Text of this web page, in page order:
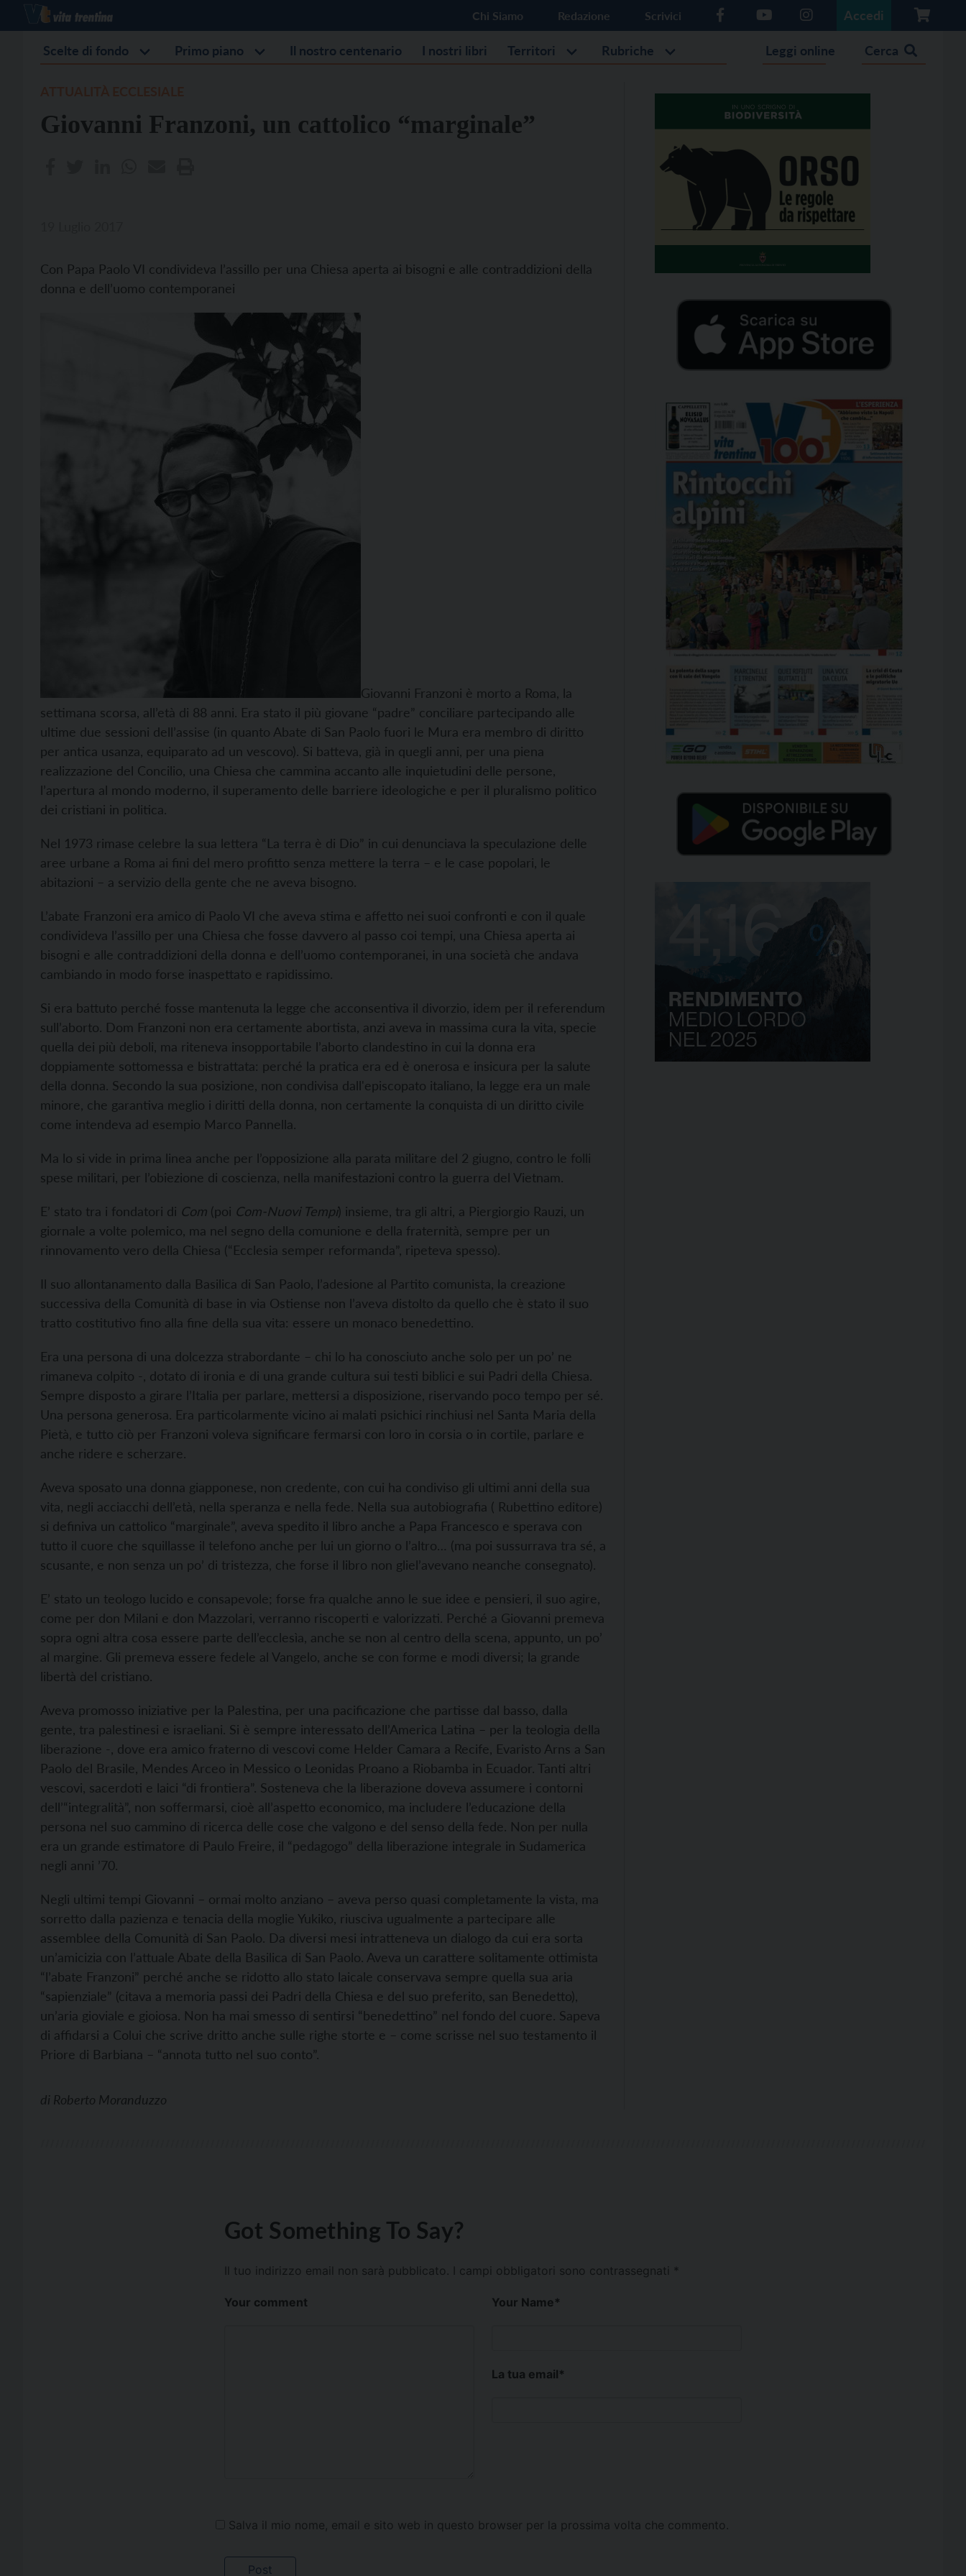
Chi Siamo Redazione Scrivici Accedi
Scelte di fondo Primo piano Il nostro centenario I nostri libri Territori Rubriche Leggi online Cerca
Giovanni Franzoni, un cattolico “marginale”
Con Papa Paolo VI condivideva l’assillo per una Chiesa aperta ai bisogni e alle contraddizioni della
donna e dell’uomo contemporanei
Giovanni Franzoni è morto a Roma, la
settimana scorsa, all’età di 88 anni. Era stato il più giovane “padre” conciliare partecipando alle
ultime due sessioni dell’assise (in quanto Abate di San Paolo fuori le Mura era membro di diritto
per antica usanza, equiparato ad un vescovo). Si batteva, già in quegli anni, per una piena
realizzazione del Concilio, una Chiesa che cammina accanto alle inquietudini delle persone,
l’apertura al mondo moderno, il superamento delle barriere ideologiche e per il pluralismo politico
dei cristiani in politica.
Nel 1973 rimase celebre la sua lettera “La terra è di Dio” in cui denunciava la speculazione delle
aree urbane a Roma ai fini del mero profitto senza mettere la terra – e le case popolari, le
abitazioni – a servizio della gente che ne aveva bisogno.
L’abate Franzoni era amico di Paolo VI che aveva stima e affetto nei suoi confronti e con il quale
condivideva l’assillo per una Chiesa che fosse davvero al passo coi tempi, una Chiesa aperta ai
bisogni e alle contraddizioni della donna e dell’uomo contemporanei, in una società che andava
cambiando in modo forse inaspettato e rapidissimo.
Si era battuto perché fosse mantenuta la legge che acconsentiva il divorzio, idem per il referendum
sull’aborto. Dom Franzoni non era certamente abortista, anzi aveva in massima cura la vita, specie
quella dei più deboli, ma riteneva insopportabile l’aborto clandestino in cui la donna era
doppiamente sottomessa e bistrattata: perché la pratica era ed è onerosa e insicura per la salute
della donna. Secondo la sua posizione, non condivisa dall'episcopato italiano, la legge era un male
minore, che garantiva meglio i diritti della donna, non certamente la conquista di un diritto civile
come intendeva ad esempio Marco Pannella.
Ma lo si vide in prima linea anche per l’opposizione alla parata militare del 2 giugno, contro le folli
spese militari, per l’obiezione di coscienza, nella manifestazioni contro la guerra del Vietnam.
E’ stato tra i fondatori di Com (poi Com-Nuovi Tempi) insieme, tra gli altri, a Piergiorgio Rauzi, un
giornale a volte polemico, ma nel segno della comunione e della fraternità, sempre per un
rinnovamento vero della Chiesa (“Ecclesia semper reformanda”, ripeteva spesso).
Il suo allontanamento dalla Basilica di San Paolo, l’adesione al Partito comunista, la creazione
successiva della Comunità di base in via Ostiense non l’aveva distolto da quello che è stato il suo
tratto costitutivo fino alla fine della sua vita: essere un monaco benedettino.
Era una persona di una dolcezza strabordante – chi lo ha conosciuto anche solo per un po’ ne
rimaneva colpito -, dotato di ironia e di una grande cultura sui testi biblici e sui Padri della Chiesa.
Sempre disposto a girare l’Italia per parlare, mettersi a disposizione, riservando poco tempo per sé.
Una persona generosa. Era particolarmente vicino ai malati psichici rinchiusi nel Santa Maria della
Pietà, e tutto ciò per Franzoni voleva significare fermarsi con loro in corsia o in cortile, parlare e
anche ridere e scherzare.
Aveva sposato una donna giapponese, non credente, con cui ha condiviso gli ultimi anni della sua
vita, negli acciacchi dell’età, nella speranza e nella fede. Nella sua autobiografia ( Rubettino editore)
si definiva un cattolico “marginale”, aveva spedito il libro anche a Papa Francesco e sperava con
tutto il cuore che squillasse il telefono anche per lui un giorno o l’altro… (ma poi sussurrava tra sé, a
scusante, e non senza un po’ di tristezza, che forse il libro non gliel’avevano neanche consegnato).
E’ stato un teologo lucido e consapevole; forse fra qualche anno le sue idee e pensieri, il suo agire,
come per don Milani e don Mazzolari, verranno riscoperti e valorizzati. Perché a Giovanni premeva
sopra ogni altra cosa essere parte dell’ecclesìa, anche se non al centro della scena, appunto, un po’
al margine. Gli premeva essere fedele al Vangelo, anche se con forme e modi diversi; la grande
libertà del cristiano.
Aveva promosso iniziative per la Palestina, per una pacificazione che partisse dal basso, dalla
gente, tra palestinesi e israeliani. Si è sempre interessato dell’America Latina – per la teologia della
liberazione -, dove era amico fraterno di vescovi come Helder Camara a Recife, Evaristo Arns a San
Paolo del Brasile, Mendes Arceo in Messico o Leonidas Proano a Riobamba in Ecuador. Tanti altri
vescovi, sacerdoti e laici “di frontiera”. Sosteneva che la liberazione doveva assumere i contorni
dell’“integralità”, non soffermarsi, cioè all’aspetto economico, ma includere l’educazione della
persona nel suo cammino di ricerca delle cose che valgono e del senso della fede. Non per nulla
era un grande estimatore di Paulo Freire, il “pedagogo” della liberazione integrale in Sudamerica
negli anni ’70.
Negli ultimi tempi Giovanni – ormai molto anziano – aveva perso quasi completamente la vista, ma
sorretto dalla pazienza e tenacia della moglie Yukiko, riusciva ugualmente a partecipare alle
assemblee della Comunità di San Paolo. Da diversi mesi intratteneva un dialogo da cui era sorta
un’amicizia con l’attuale Abate della Basilica di San Paolo. Aveva un carattere solitamente ottimista
“l’abate Franzoni” perché anche se ridotto allo stato laicale conservava sempre quella sua aria
“sapienziale” (citava a memoria passi dei Padri della Chiesa e del suo preferito, san Benedetto),
un’aria gioviale e gioiosa. Non ha mai smesso di sentirsi “benedettino” nel fondo del cuore. Sapeva
di affidarsi a Colui che scrive dritto anche sulle righe storte e – come scrisse nel suo testamento il
Priore di Barbiana – “annota tutto nel suo conto”.
di Roberto Moranduzzo
Got Something To Say?
Il tuo indirizzo email non sarà pubblicato. I campi obbligatori sono contrassegnati *
Your comment Your Name*
La tua email*
Salva il mio nome, email e sito web in questo browser per la prossima volta che commento.